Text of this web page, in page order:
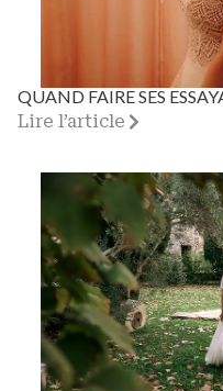
QUAND FAIRE SES
Lire l’article